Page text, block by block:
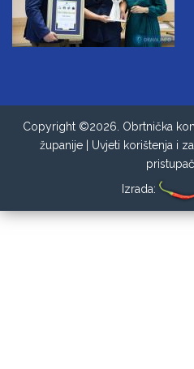
Copyright ©2026. Obrtnička
županije | Uvjeti korištenja i
Izrada: